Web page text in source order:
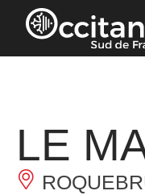
Panneau de gestion
LE